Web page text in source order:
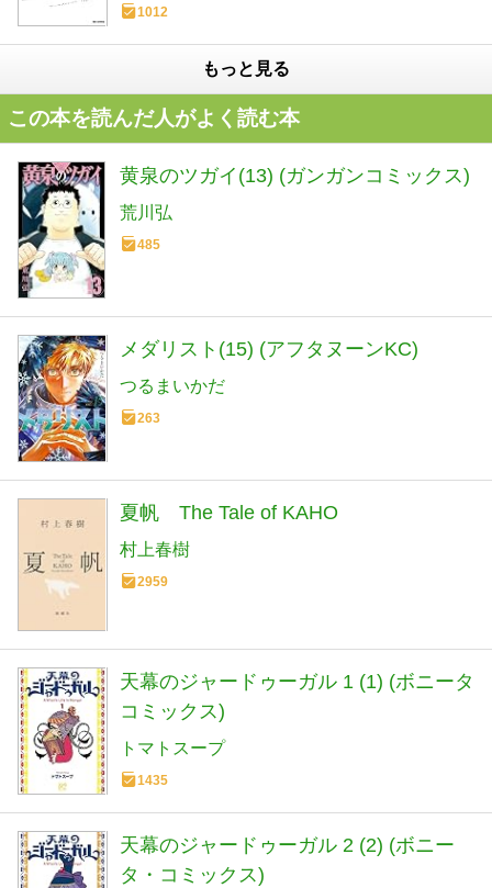
1012
もっと見る
この本を読んだ人がよく読む本
黄泉のツガイ(13) (ガンガンコミックス)
荒川弘
485
メダリスト(15) (アフタヌーンKC)
つるまいかだ
263
夏帆 The Tale of KAHO
村上春樹
2959
天幕のジャードゥーガル 1 (1) (ボニータ
コミックス)
トマトスープ
1435
天幕のジャードゥーガル 2 (2) (ボニー
タ・コミックス)